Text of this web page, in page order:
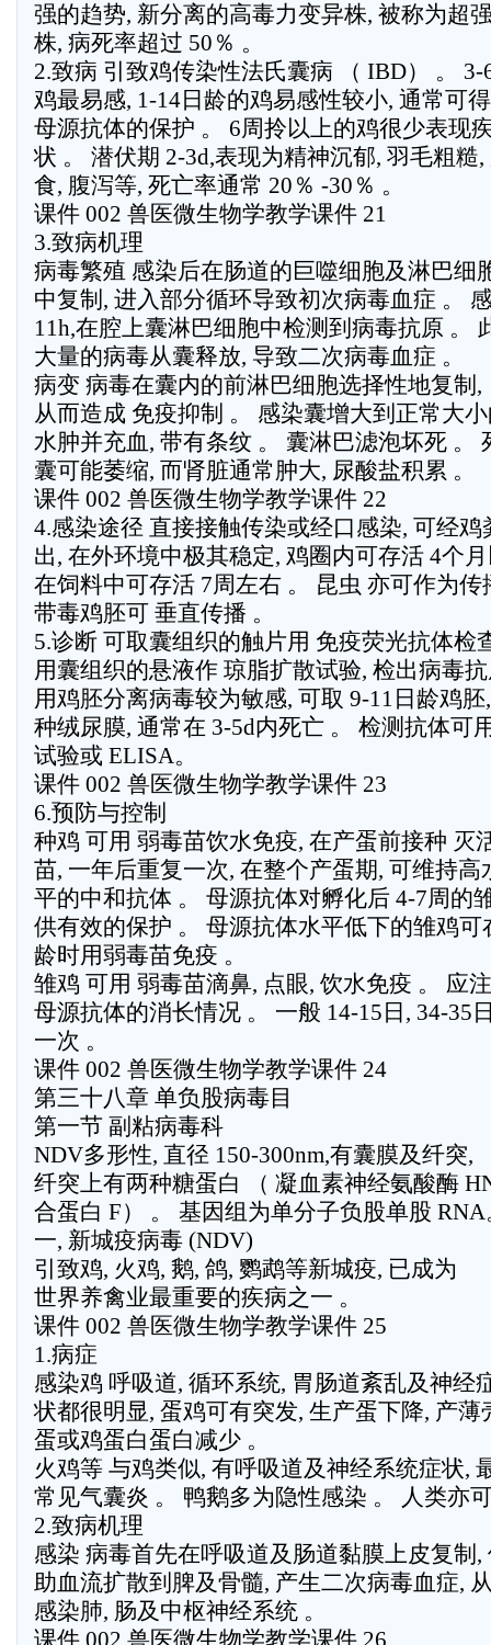
强的趋势, 新分离的高毒力变异株, 被称为超
株, 病死率超过 50％ 。
2.致病 引致鸡传染性法氏囊病 （ IBD） 。 3-
鸡最易感, 1-14日龄的鸡易感性较小, 通常可
母源抗体的保护 。 6周拎以上的鸡很少表现
状 。 潜伏期 2-3d,表现为精神沉郁, 羽毛粗糙,
食, 腹泻等, 死亡率通常 20％ -30％ 。
课件 002 兽医微生物学教学课件 21
3.致病机理
病毒繁殖 感染后在肠道的巨噬细胞及淋巴细
中复制, 进入部分循环导致初次病毒血症 。
11h,在腔上囊淋巴细胞中检测到病毒抗原 。
大量的病毒从囊释放, 导致二次病毒血症 。
病变 病毒在囊内的前淋巴细胞选择性地复制,
从而造成 免疫抑制 。 感染囊增大到正常大
水肿并充血, 带有条纹 。 囊淋巴滤泡坏死 。
囊可能萎缩, 而肾脏通常肿大, 尿酸盐积累 。
课件 002 兽医微生物学教学课件 22
4.感染途径 直接接触传染或经口感染, 可经鸡
出, 在外环境中极其稳定, 鸡圈内可存活 4个
在饲料中可存活 7周左右 。 昆虫 亦可作为传
带毒鸡胚可 垂直传播 。
5.诊断 可取囊组织的触片用 免疫荧光抗体检
用囊组织的悬液作 琼脂扩散试验, 检出病毒
用鸡胚分离病毒较为敏感, 可取 9-11日龄鸡胚
种绒尿膜, 通常在 3-5d内死亡 。 检测抗体可
试验或 ELISA。
课件 002 兽医微生物学教学课件 23
6.预防与控制
种鸡 可用 弱毒苗饮水免疫, 在产蛋前接种 灭
苗, 一年后重复一次, 在整个产蛋期, 可维持高
平的中和抗体 。 母源抗体对孵化后 4-7周的
供有效的保护 。 母源抗体水平低下的雏鸡可
龄时用弱毒苗免疫 。
雏鸡 可用 弱毒苗滴鼻, 点眼, 饮水免疫 。 应
母源抗体的消长情况 。 一般 14-15日, 34-35
一次 。
课件 002 兽医微生物学教学课件 24
第三十八章 单负股病毒目
第一节 副粘病毒科
NDV多形性, 直径 150-300nm,有囊膜及纤突,
纤突上有两种糖蛋白 （ 凝血素神经氨酸酶
合蛋白 F） 。 基因组为单分子负股单股 RNA
一, 新城疫病毒 (NDV)
引致鸡, 火鸡, 鹅, 鸽, 鹦鹉等新城疫, 已成为
世界养禽业最重要的疾病之一 。
课件 002 兽医微生物学教学课件 25
1.病症
感染鸡 呼吸道, 循环系统, 胃肠道紊乱及神经
状都很明显, 蛋鸡可有突发, 生产蛋下降, 产薄
蛋或鸡蛋白蛋白减少 。
火鸡等 与鸡类似, 有呼吸道及神经系统症状,
常见气囊炎 。 鸭鹅多为隐性感染 。 人类亦
2.致病机理
感染 病毒首先在呼吸道及肠道黏膜上皮复制,
助血流扩散到脾及骨髓, 产生二次病毒血症,
感染肺, 肠及中枢神经系统 。
课件 002 兽医微生物学教学课件 26